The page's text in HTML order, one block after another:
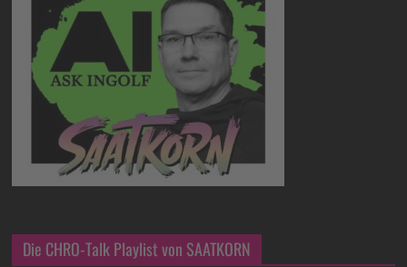
Die CHRO-Talk Playlist von SAATKORN